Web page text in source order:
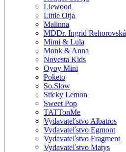
Liewood
Little Otja
Malinna
MDDr. Ingrid Rehorovská
Mimi & Lula
Monk & Anna
Novesta Kids
Oyoy Mini
Poketo
So.Slow
Sticky Lemon
Sweet Pop
TATTonMe
Vydavateľstvo Albatros
Vydavateľstvo Egmont
Vydavateľstvo Fragment
Vydavateľstvo Matys